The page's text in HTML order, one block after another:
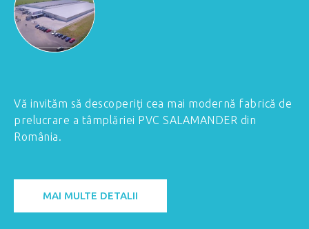
Vă invităm să descoperiţi cea mai modernă fabrică de
prelucrare a tâmplăriei PVC SALAMANDER din
România.
MAI MULTE DETALII